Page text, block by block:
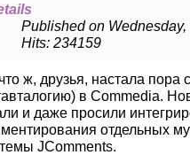
Published on
Hits: 234159
ж, друзья, настала
в Commedia.
и даже просили
отдельных
JComments.